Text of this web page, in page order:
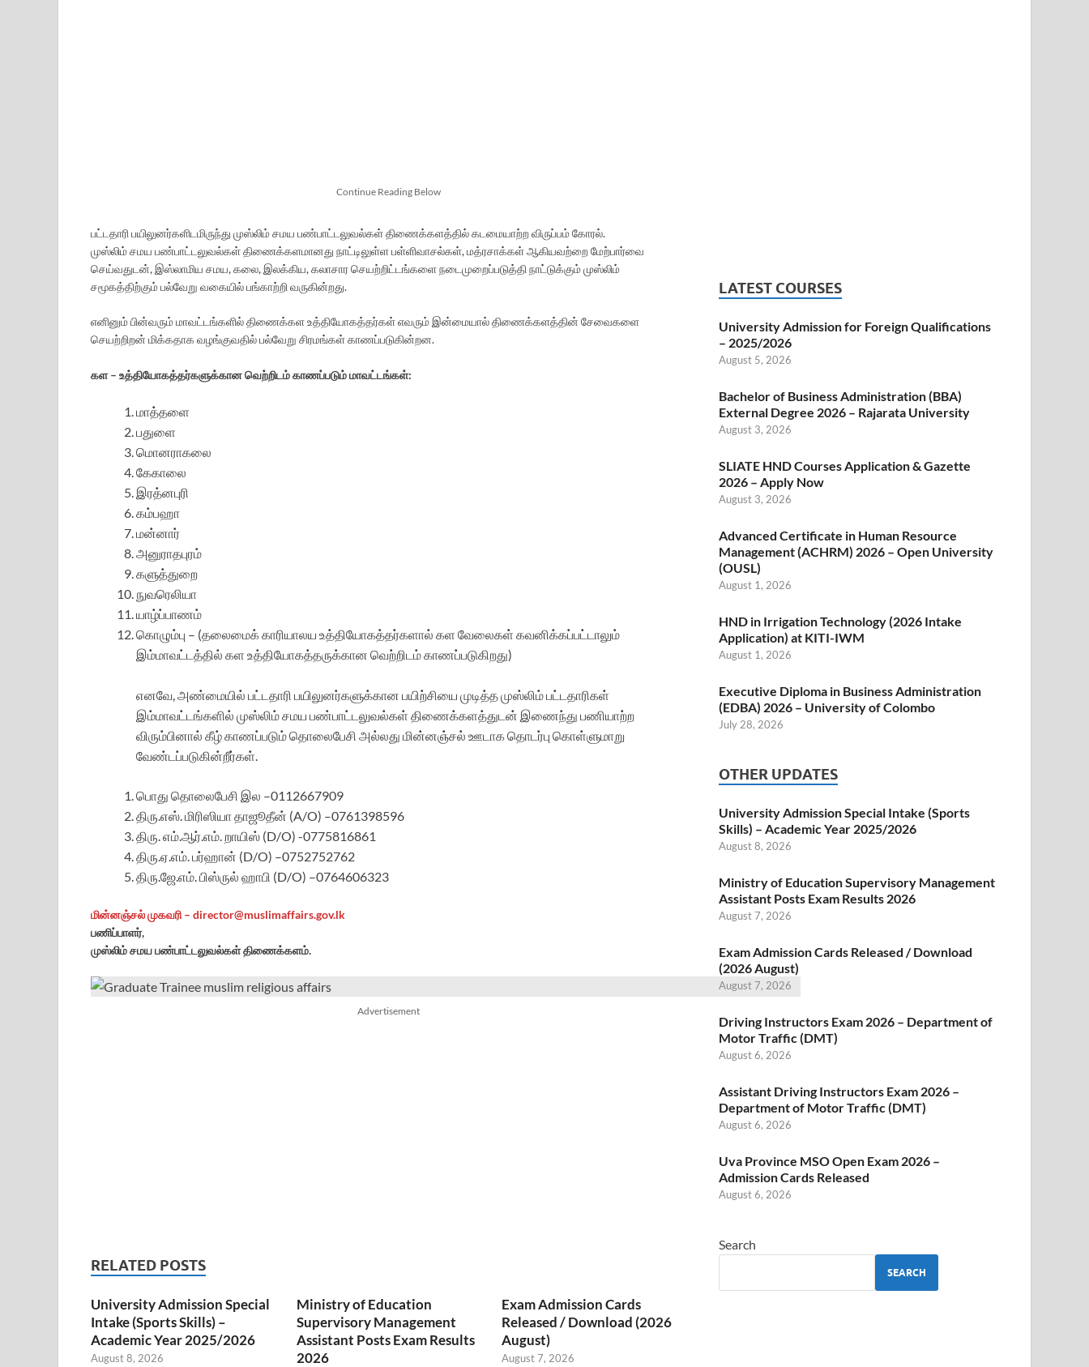
Continue Reading Below
பட்டதாரி பயிலுனர்களிடமிருந்து முஸ்லிம் சமய பண்பாட்டலுவல்கள் திணைக்களத்தில் கடமையாற்ற விருப்பம் கோரல்.
முஸ்லிம் சமய பண்பாட்டலுவல்கள் திணைக்களமானது நாட்டிலுள்ள பள்ளிவாசல்கள், மத்ரசாக்கள் ஆகியவற்றை மேற்பார்வை
செய்வதுடன், இஸ்லாமிய சமய, கலை, இலக்கிய, கலாசார செயற்றிட்டங்களை நடைமுறைப்படுத்தி நாட்டுக்கும் முஸ்லிம்
சமூகத்திற்கும் பல்வேறு வகையில் பங்காற்றி வருகின்றது.
எனினும் பின்வரும் மாவட்டங்களில் திணைக்கள உத்தியோகத்தர்கள் எவரும் இன்மையால் திணைக்களத்தின் சேவைகளை
செயற்றிறன் மிக்கதாக வழங்குவதில் பல்வேறு சிரமங்கள் காணப்படுகின்றன.
கள – உத்தியோகத்தர்களுக்கான வெற்றிடம் காணப்படும் மாவட்டங்கள்:
மாத்தளை
பதுளை
மொனராகலை
கேகாலை
இரத்னபுரி
கம்பஹா
மன்னார்
அனுராதபுரம்
களுத்துறை
நுவரெலியா
யாழ்ப்பாணம்
கொழும்பு – (தலைமைக் காரியாலய உத்தியோகத்தர்களால் கள வேலைகள் கவனிக்கப்பட்டாலும்
இம்மாவட்டத்தில் கள உத்தியோகத்தருக்கான வெற்றிடம் காணப்படுகிறது)
எனவே, அண்மையில் பட்டதாரி பயிலுனர்களுக்கான பயிற்சியை முடித்த முஸ்லிம் பட்டதாரிகள்
இம்மாவட்டங்களில் முஸ்லிம் சமய பண்பாட்டலுவல்கள் திணைக்களத்துடன் இணைந்து பணியாற்ற
விரும்பினால் கீழ் காணப்படும் தொலைபேசி அல்லது மின்னஞ்சல் ஊடாக தொடர்பு கொள்ளுமாறு
வேண்டப்படுகின்றீர்கள்.
பொது தொலைபேசி இல –0112667909
திரு.எஸ். மிரிஸியா தாஜூதீன் (A/O) –0761398596
திரு. எம்.ஆர்.எம். றாயிஸ் (D/O) -0775816861
திரு.ஏ.எம். பர்ஹான் (D/O) –0752752762
திரு.ஜே.எம். பிஸ்ருல் ஹாபி (D/O) –0764606323
மின்னஞ்சல் முகவரி – director@muslimaffairs.gov.lk
பணிப்பாளர்,
முஸ்லிம் சமய பண்பாட்டலுவல்கள் திணைக்களம்.
Advertisement
RELATED POSTS
University Admission Special
Intake (Sports Skills) –
Academic Year 2025/2026
August 8, 2026
Ministry of Education
Supervisory Management
Assistant Posts Exam Results
2026
Exam Admission Cards
Released / Download (2026
August)
August 7, 2026
LATEST COURSES
University Admission for Foreign Qualifications
– 2025/2026
August 5, 2026
Bachelor of Business Administration (BBA)
External Degree 2026 – Rajarata University
August 3, 2026
SLIATE HND Courses Application & Gazette
2026 – Apply Now
August 3, 2026
Advanced Certificate in Human Resource
Management (ACHRM) 2026 – Open University
(OUSL)
August 1, 2026
HND in Irrigation Technology (2026 Intake
Application) at KITI-IWM
August 1, 2026
Executive Diploma in Business Administration
(EDBA) 2026 – University of Colombo
July 28, 2026
OTHER UPDATES
University Admission Special Intake (Sports
Skills) – Academic Year 2025/2026
August 8, 2026
Ministry of Education Supervisory Management
Assistant Posts Exam Results 2026
August 7, 2026
Exam Admission Cards Released / Download
(2026 August)
August 7, 2026
Driving Instructors Exam 2026 – Department of
Motor Traffic (DMT)
August 6, 2026
Assistant Driving Instructors Exam 2026 –
Department of Motor Traffic (DMT)
August 6, 2026
Uva Province MSO Open Exam 2026 –
Admission Cards Released
August 6, 2026
Search
SEARCH